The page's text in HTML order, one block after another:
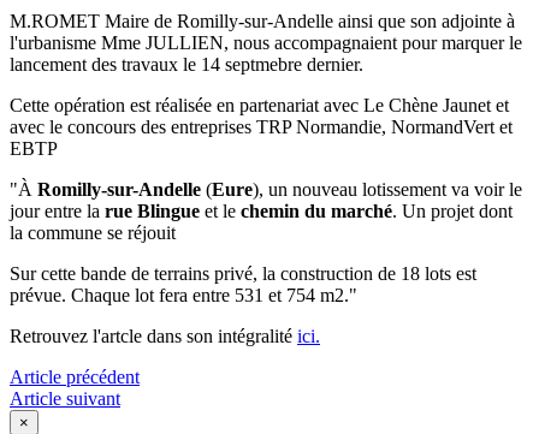
M.ROMET Maire de Romilly-sur-Andelle ainsi que son adjointe à
l'urbanisme Mme JULLIEN, nous accompagnaient pour marquer le
lancement des travaux le 14 septmebre dernier.
Cette opération est réalisée en partenariat avec Le Chène Jaunet et
avec le concours des entreprises TRP Normandie, NormandVert et
EBTP
"À Romilly-sur-Andelle (Eure), un nouveau lotissement va voir le
jour entre la rue Blingue et le chemin du marché. Un projet dont
la commune se réjouit
Sur cette bande de terrains privé, la construction de 18 lots est
prévue. Chaque lot fera entre 531 et 754 m2."
Retrouvez l'artcle dans son intégralité ici.
Article précédent
Article suivant
×